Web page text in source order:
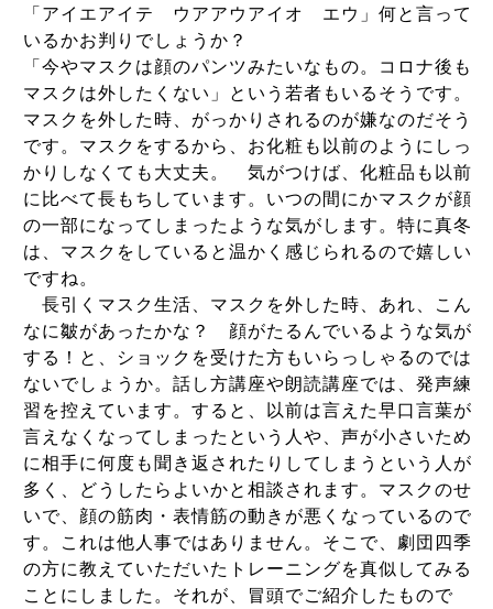
「アイエアイテ ウアアウアイオ エウ」何と言って
いるかお判りでしょうか？
「今やマスクは顔のパンツみたいなもの。コロナ後も
マスクは外したくない」という若者もいるそうです。
マスクを外した時、がっかりされるのが嫌なのだそう
です。マスクをするから、お化粧も以前のようにしっ
かりしなくても大丈夫。 気がつけば、化粧品も以前
に比べて長もちしています。いつの間にかマスクが顔
の一部になってしまったような気がします。特に真冬
は、マスクをしていると温かく感じられるので嬉しい
ですね。
長引くマスク生活、マスクを外した時、あれ、こん
なに皺があったかな？ 顔がたるんでいるような気が
する！と、ショックを受けた方もいらっしゃるのでは
ないでしょうか。話し方講座や朗読講座では、発声練
習を控えています。すると、以前は言えた早口言葉が
言えなくなってしまったという人や、声が小さいため
に相手に何度も聞き返されたりしてしまうという人が
多く、どうしたらよいかと相談されます。マスクのせ
いで、顔の筋肉・表情筋の動きが悪くなっているので
す。これは他人事ではありません。そこで、劇団四季
の方に教えていただいたトレーニングを真似してみる
ことにしました。それが、冒頭でご紹介したもので